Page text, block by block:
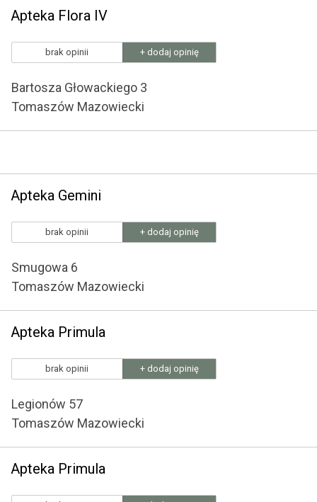
Apteka Flora IV
brak opinii + dodaj opinię
Bartosza Głowackiego 3
Tomaszów Mazowiecki
Apteka Gemini
brak opinii + dodaj opinię
Smugowa 6
Tomaszów Mazowiecki
Apteka Primula
brak opinii + dodaj opinię
Legionów 57
Tomaszów Mazowiecki
Apteka Primula